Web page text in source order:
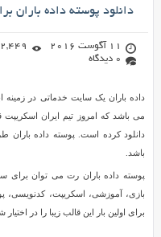
دانلود پوسته داده باران
11 آگوست 2016 2,449 بازدید
0 دیدگاه
داده باران یک سایت خدماتی در زمینه
می باشد که امروز تیم ایران اسکریپت
دانلود کرده است. پوسته داده باران
باشد.
پوسته داده باران رت می توان برای
بازی، آموزشی، اسکریپت، کدنویسی،
برای اولین بار این قالب زیبا را در